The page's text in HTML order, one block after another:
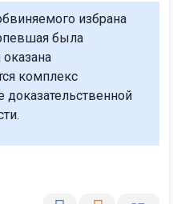
избрана
была
комплекс